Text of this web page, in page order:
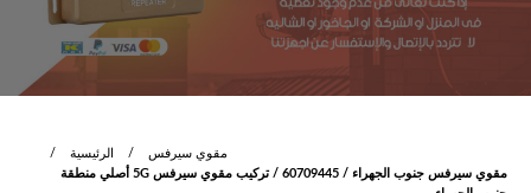
الرئيسية
مقوي سيرفس
مقوي سيرفس جنوب الجهراء / 60709445 / تركيب مقوي سيرفس 5G أصلي منطقة